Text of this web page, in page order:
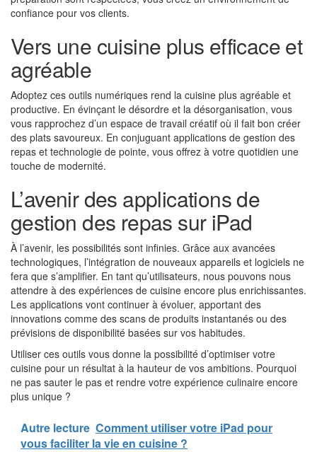
confiance pour vos clients.
Vers une cuisine plus efficace et
agréable
Adoptez ces outils numériques rend la cuisine plus agréable et
productive. En évinçant le désordre et la désorganisation, vous
vous rapprochez d’un espace de travail créatif où il fait bon créer
des plats savoureux. En conjuguant applications de gestion des
repas et technologie de pointe, vous offrez à votre quotidien une
touche de modernité.
L’avenir des applications de
gestion des repas sur iPad
À l’avenir, les possibilités sont infinies. Grâce aux avancées
technologiques, l’intégration de nouveaux appareils et logiciels ne
fera que s’amplifier. En tant qu’utilisateurs, nous pouvons nous
attendre à des expériences de cuisine encore plus enrichissantes.
Les applications vont continuer à évoluer, apportant des
innovations comme des scans de produits instantanés ou des
prévisions de disponibilité basées sur vos habitudes.
Utiliser ces outils vous donne la possibilité d’optimiser votre
cuisine pour un résultat à la hauteur de vos ambitions. Pourquoi
ne pas sauter le pas et rendre votre expérience culinaire encore
plus unique ?
Autre lecture Comment utiliser votre iPad pour
vous faciliter la vie en cuisine ?